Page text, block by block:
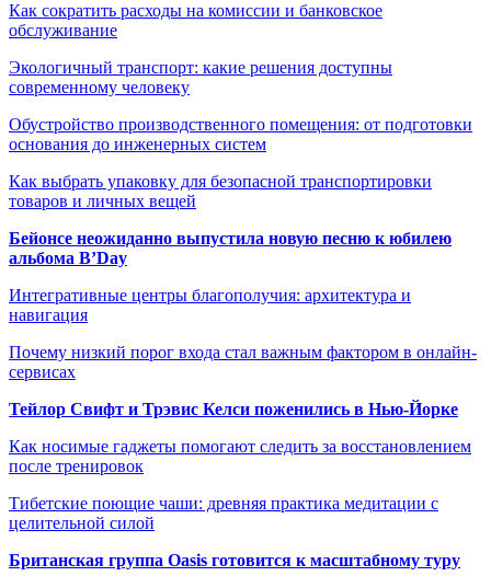
Как сократить расходы на комиссии и банковское
обслуживание
Экологичный транспорт: какие решения доступны
современному человеку
Обустройство производственного помещения: от подготовки
основания до инженерных систем
Как выбрать упаковку для безопасной транспортировки
товаров и личных вещей
Бейонсе неожиданно выпустила новую песню к юбилею
альбома B’Day
Интегративные центры благополучия: архитектура и
навигация
Почему низкий порог входа стал важным фактором в онлайн-
сервисах
Тейлор Свифт и Трэвис Келси поженились в Нью-Йорке
Как носимые гаджеты помогают следить за восстановлением
после тренировок
Тибетские поющие чаши: древняя практика медитации с
целительной силой
Британская группа Oasis готовится к масштабному туру